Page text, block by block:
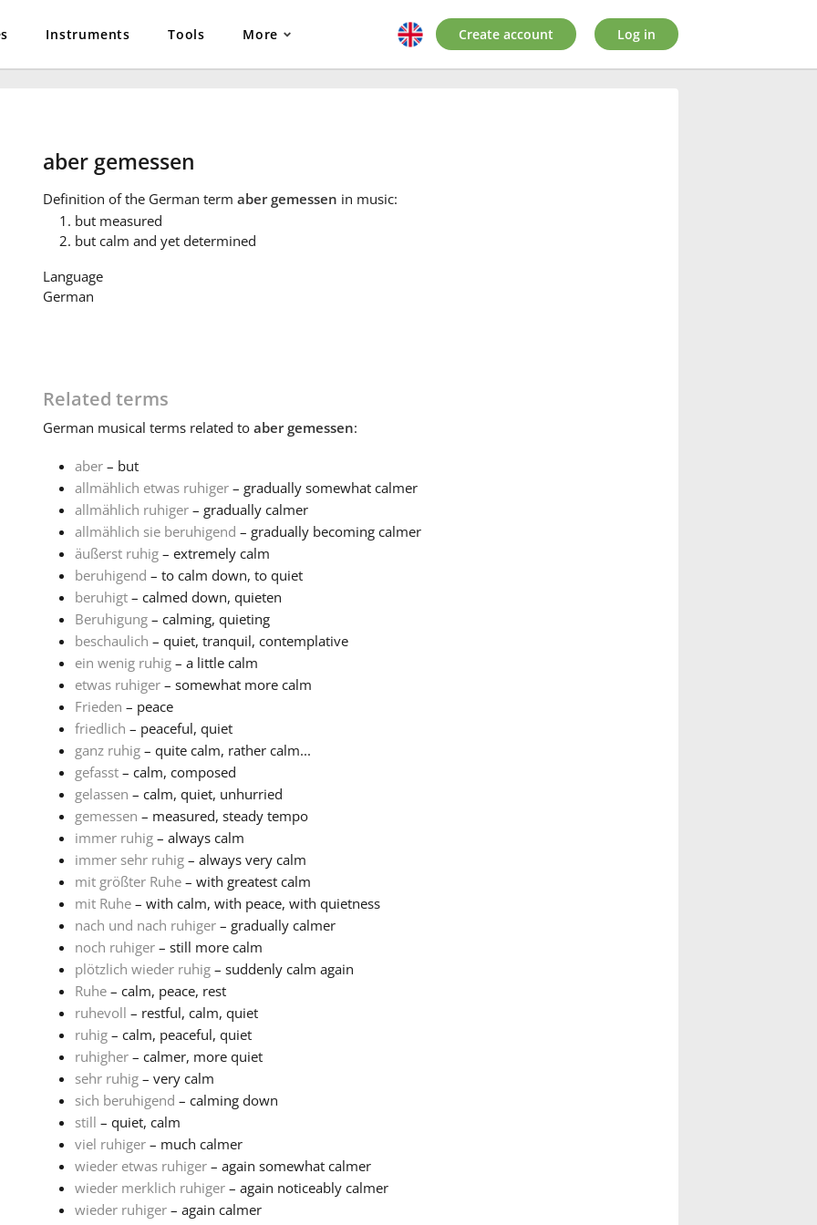
Instruments Tools More Create account Log in
aber gemessen
Definition of the German term aber gemessen in music:
but measured
but calm and yet determined
Language
German
Related terms
German musical terms related to aber gemessen:
aber– but
allmählich etwas ruhiger– gradually somewhat calmer
allmählich ruhiger– gradually calmer
allmählich sie beruhigend – gradually becoming calmer
äußerst ruhig– extremely calm
beruhigend – to calm down, to quiet
beruhigt– calmed down, quieten
Beruhigung– calming, quieting
beschaulich – quiet, tranquil, contemplative
ein wenig ruhig– a little calm
etwas ruhiger– somewhat more calm
Frieden – peace
friedlich – peaceful, quiet
ganz ruhig– quite calm, rather calm...
gefasst– calm, composed
gelassen – calm, quiet, unhurried
gemessen – measured, steady tempo
immer ruhig– always calm
immer sehr ruhig– always very calm
mit größter Ruhe– with greatest calm
mit Ruhe– with calm, with peace, with quietness
nach und nach ruhiger– gradually calmer
noch ruhiger– still more calm
plötzlich wieder ruhig– suddenly calm again
Ruhe– calm, peace, rest
ruhevoll – restful, calm, quiet
ruhig– calm, peaceful, quiet
ruhigher– calmer, more quiet
sehr ruhig– very calm
sich beruhigend – calming down
still – quiet, calm
viel ruhiger– much calmer
wieder etwas ruhiger– again somewhat calmer
wieder merklich ruhiger– again noticeably calmer
wieder ruhiger– again calmer